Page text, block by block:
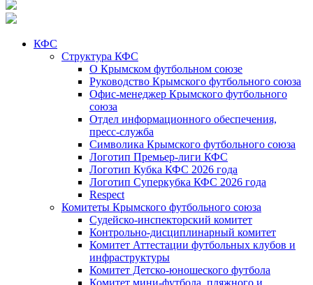
КФС
Структура КФС
О Крымском футбольном союзе
Руководство Крымского футбольного союза
Офис-менеджер Крымского футбольного
союза
Отдел информационного обеспечения,
пресс-служба
Символика Крымского футбольного союза
Логотип Премьер-лиги КФС
Логотип Кубка КФС 2026 года
Логотип Суперкубка КФС 2026 года
Respect
Комитеты Крымского футбольного союза
Судейско-инспекторский комитет
Контрольно-дисциплинарный комитет
Комитет Аттестации футбольных клубов и
инфраструктуры
Комитет Детско-юношеского футбола
Комитет мини-футбола, пляжного и